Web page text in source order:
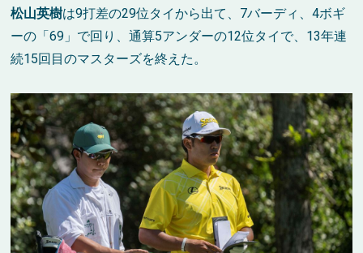
松山英樹は9打差の29位タイから出て、7バーディ、4ボギ
ーの「69」で回り、通算5アンダーの12位タイで、13年連
続15回目のマスターズを終えた。